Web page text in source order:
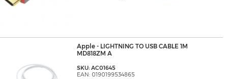
Apple - LIGHTNING TO USB CABLE 1M
MD818ZM A
SKU: AC01645
EAN: 0190199534865